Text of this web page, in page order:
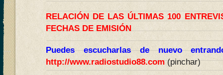
RELACIÓN DE LAS ÚLTIMAS 100
FECHAS DE EMISIÓN
Puedes escucharlas de nuevo
http://www.radiostudio88.com(pinchar)